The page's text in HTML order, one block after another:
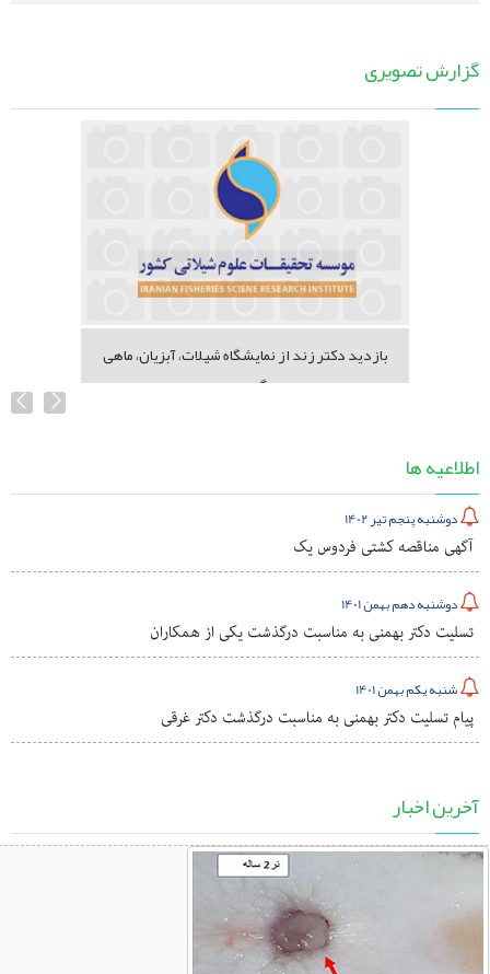
گزارش تصویری
بازدید دکتر زند از نمایشگاه شیلات، آبزیان، ماهی
گیری...
اطلاعیه ها
دوشنبه پنجم تیر 1402
آگهی مناقصه کشتی فردوس یک
دوشنبه دهم بهمن 1401
تسلیت دکتر بهمنی به مناسبت درگذشت یکی از همکاران
شنبه یکم بهمن 1401
پیام تسلیت دکتر بهمنی به مناسبت درگذشت دکتر غرقی
آخرین اخبار